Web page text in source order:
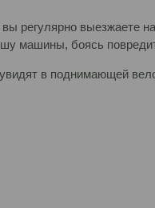
регулярно выезжаете
машины, боясь
в поднимающей